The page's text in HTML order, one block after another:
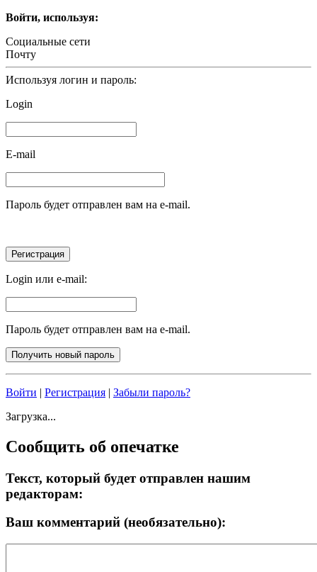
Войти, используя:
Социальные сети
Почту
Используя логин и пароль:
Login
E-mail
Пароль будет отправлен вам на e-mail.
Login или e-mail:
Пароль будет отправлен вам на e-mail.
Войти | Регистрация | Забыли пароль?
Загрузка...
Сообщить об опечатке
Текст, который будет отправлен нашим
редакторам:
Ваш комментарий (необязательно):